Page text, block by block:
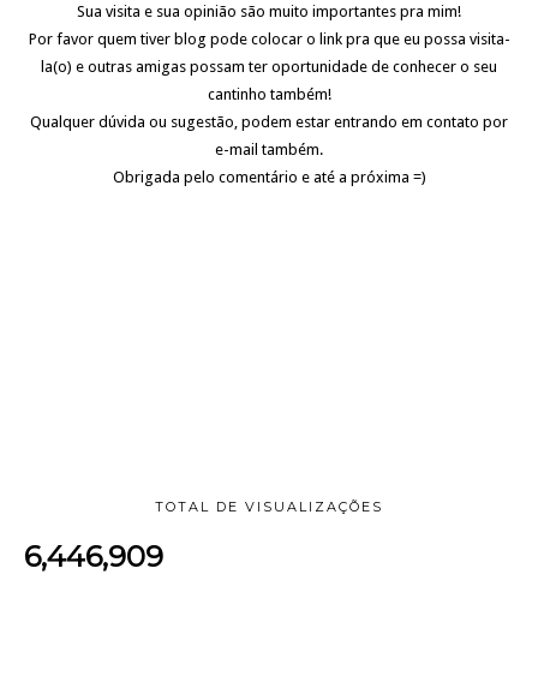
Sua visita e sua opinião são muito importantes pra mim!
Por favor quem tiver blog pode colocar o link pra que eu possa visita-
la(o) e outras amigas possam ter oportunidade de conhecer o seu
cantinho também!
Qualquer dúvida ou sugestão, podem estar entrando em contato por
e-mail também.
Obrigada pelo comentário e até a próxima =)
TOTAL DE VISUALIZAÇÕES
6,446,909